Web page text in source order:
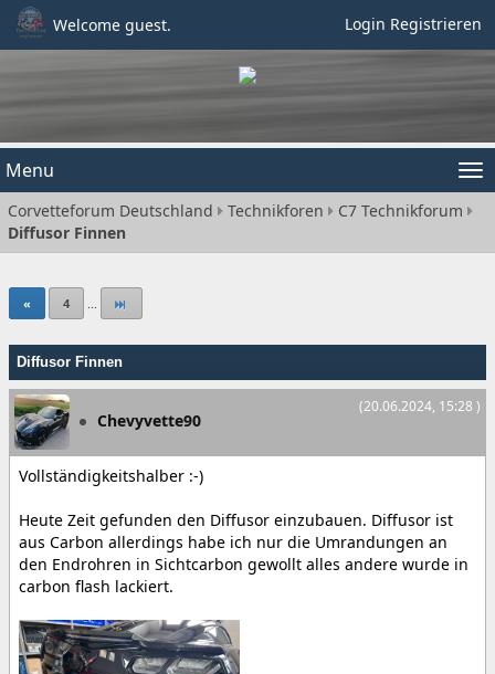
Welcome guest. Login Registrieren
Menu
Corvetteforum Deutschland Technikforen
C7 Technikforum
Diffusor Finnen
« 4 ...
Diffusor Finnen
(20.06.2024, 15:28 )
Chevyvette90
Vollständigkeitshalber :-)
Heute Zeit gefunden den Diffusor einzubauen. Diffusor ist
aus Carbon allerdings habe ich nur die Umrandungen an
den Endrohren in Sichtcarbon gewollt alles andere wurde in
carbon flash lackiert.